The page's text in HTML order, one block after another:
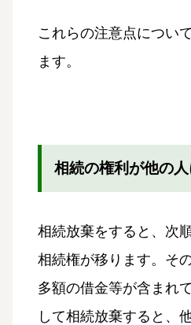
これらの注意点につい
ます。
相続の権利が他の
相続放棄をすると、次
相続権が移ります。そ
多額の借金等が含まれ
して相続放棄すると、